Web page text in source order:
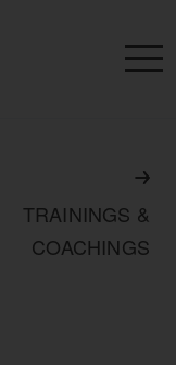
TRAININGS &
COACHINGS